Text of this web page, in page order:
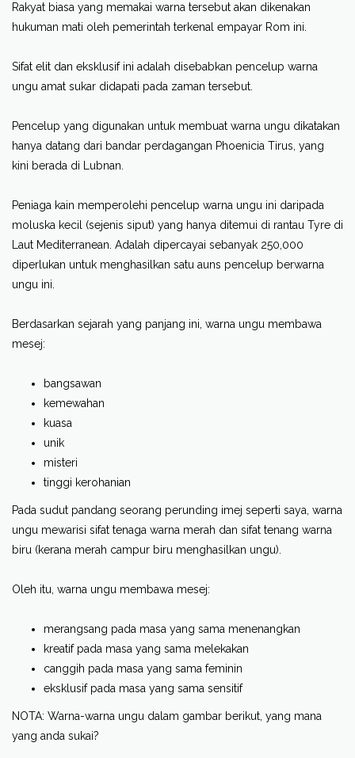
Rakyat biasa yang memakai warna tersebut akan dikenakan
hukuman mati oleh pemerintah terkenal empayar Rom ini.
Sifat elit dan eksklusif ini adalah disebabkan pencelup warna
ungu amat sukar didapati pada zaman tersebut.
Pencelup yang digunakan untuk membuat warna ungu dikatakan
hanya datang dari bandar perdagangan Phoenicia Tirus, yang
kini berada di Lubnan.
Peniaga kain memperolehi pencelup warna ungu ini daripada
moluska kecil (sejenis siput) yang hanya ditemui di rantau Tyre di
Laut Mediterranean. Adalah dipercayai sebanyak 250,000
diperlukan untuk menghasilkan satu auns pencelup berwarna
ungu ini.
Berdasarkan sejarah yang panjang ini, warna ungu membawa
mesej:
bangsawan
kemewahan
kuasa
unik
misteri
tinggi kerohanian
Pada sudut pandang seorang perunding imej seperti saya, warna
ungu mewarisi sifat tenaga warna merah dan sifat tenang warna
biru (kerana merah campur biru menghasilkan ungu).
Oleh itu, warna ungu membawa mesej:
merangsang pada masa yang sama menenangkan
kreatif pada masa yang sama melekakan
canggih pada masa yang sama feminin
eksklusif pada masa yang sama sensitif
NOTA: Warna-warna ungu dalam gambar berikut, yang mana
yang anda sukai?